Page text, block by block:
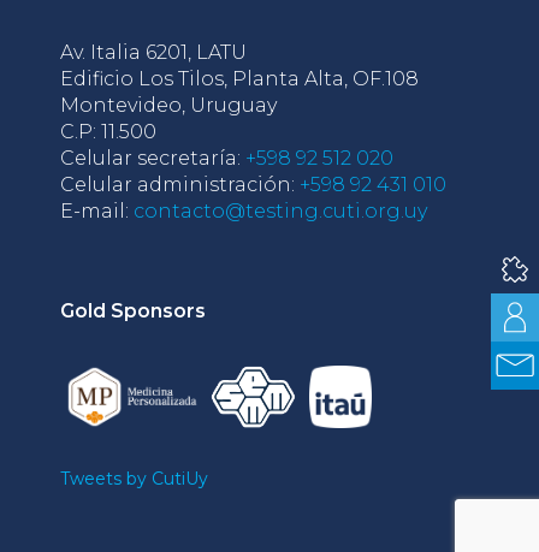
Av. Italia 6201, LATU
Edificio Los Tilos, Planta Alta, OF.108
Montevideo, Uruguay
C.P: 11.500
Celular secretaría: +598 92 512 020
Celular administración: +598 92 431 010
E-mail: contacto@testing.cuti.org.uy
Gold Sponsors
Tweets by CutiUy